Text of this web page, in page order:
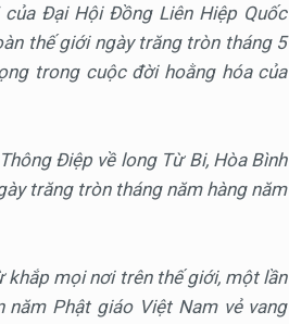
Đại Hội Đồng Liên Hiệp Quốc
thế giới ngày trăng tròn tháng 5
trong cuộc đời hoằng hóa của
Điệp về long Từ Bi, Hòa Bình
trăng tròn tháng năm hàng năm
khắp mọi nơi trên thế giới, một lần
Phật giáo Việt Nam vẻ vang